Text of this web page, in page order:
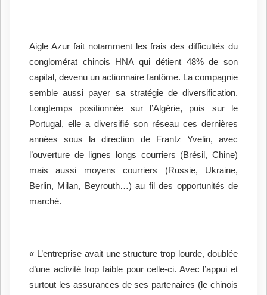
Aigle Azur fait notamment les frais des difficultés du
conglomérat chinois HNA qui détient 48% de son
capital, devenu un actionnaire fantôme. La compagnie
semble aussi payer sa stratégie de diversification.
Longtemps positionnée sur l’Algérie, puis sur le
Portugal, elle a diversifié son réseau ces dernières
années sous la direction de Frantz Yvelin, avec
l’ouverture de lignes longs courriers (Brésil, Chine)
mais aussi moyens courriers (Russie, Ukraine,
Berlin, Milan, Beyrouth…) au fil des opportunités de
marché.
« L’entreprise avait une structure trop lourde, doublée
d’une activité trop faible pour celle-ci. Avec l’appui et
surtout les assurances de ses partenaires (le chinois